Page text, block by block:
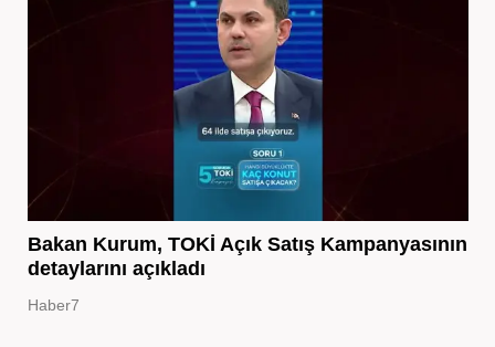
Bakan Kurum, TOKİ Açık Satış Kampanyasının
detaylarını açıkladı
Haber7